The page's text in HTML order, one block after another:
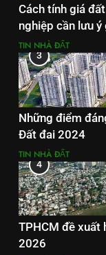
Cách tính giá
nghiệp cần lưu ý
TIN NHÀ ĐẤT
3
Những điểm
Đất đai 2024
TIN NHÀ ĐẤT
4
TPHCM đề xuất
2026